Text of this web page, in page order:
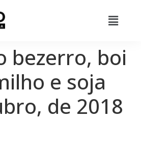
bezerro, boi
e soja
de 2018